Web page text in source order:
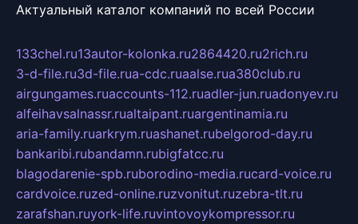
Актуальный каталог компаний по всей России
133chel.ru13autor-kolonka.ru2864420.ru2rich.ru
3-d-file.ru3d-file.rua-cdc.ruaalse.rua380club.ru
airgungames.ruaccounts-112.ruadler-jun.ruadonyev.ru
alfeihavsalnassr.rualtaipant.ruargentinamia.ru
aria-family.ruarkrym.ruashanet.rubelgorod-day.ru
bankaribi.rubandamn.rubigfatcc.ru
blagodarenie-spb.ruborodino-media.rucard-voice.ru
cardvoice.ruzed-online.ruzvonitut.ruzebra-tlt.ru
zarafshan.ruyork-life.ruvintovoykompressor.ru